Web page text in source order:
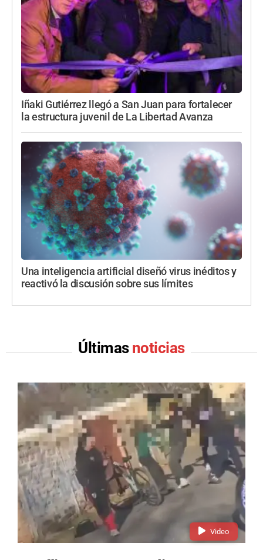
Iñaki Gutiérrez llegó a San Juan para fortalecer
la estructura juvenil de La Libertad Avanza
Una inteligencia artificial diseñó virus inéditos y
reactivó la discusión sobre sus límites
Últimas noticias
Video